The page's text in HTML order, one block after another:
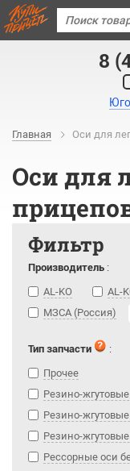
8
Главная Оси для
Оси для
Фильтр
Производитель :
AL-KO
AL-
МЗСА (Россия)
Тип запчасти
:
Прочее
Резино-
Резино-
Резино-
Рессорные оси